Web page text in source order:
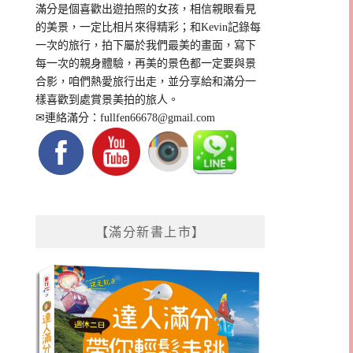
滿分是個喜歡出遊拍照的女孩，相信親眼看見
的美景，一定比相片來得精彩；和Kevin記錄每
一次的旅行，拍下屬於我們最美的畫面，寫下
每一次的親身體驗，再美的景色都一定要與景
合影，咱們熱愛旅行出走，並分享給和滿分一
樣喜歡到處賞景美拍的旅人。
✉連絡滿分：fullfen66678@gmail.com
【滿分新書上市】